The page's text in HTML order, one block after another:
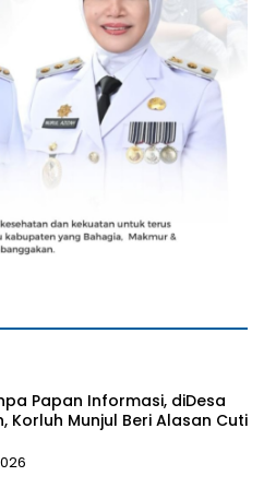
Papan Informasi, diDesa
Korluh Munjul Beri Alasan Cuti